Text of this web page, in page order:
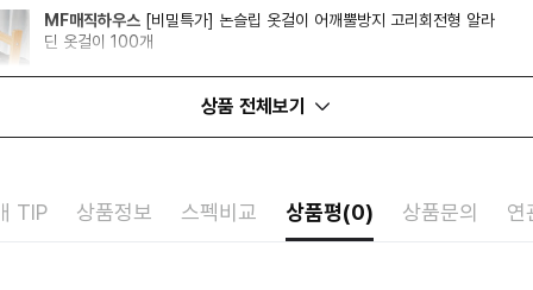
MF매직하우스 [비밀특가] 논슬립 옷걸이 어깨뿔방지 고리회전형 알라
딘 옷걸이 100개
38,900원
상품 전체보기
TIP 상품정보 스펙비교 상품평(0) 상품문의 연